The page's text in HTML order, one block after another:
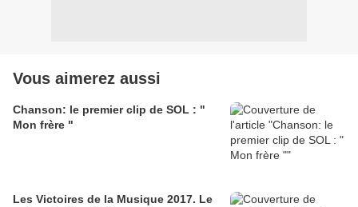
Vous aimerez aussi
Chanson: le premier clip de SOL : "
Mon frère "
Les Victoires de la Musique 2017. Le